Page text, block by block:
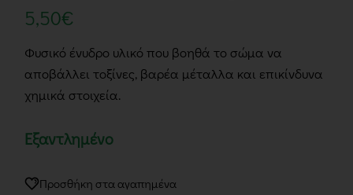
5,50€
Φυσικό ένυδρο υλικό που βοηθά το σώμα να
αποβάλλει τοξίνες, βαρέα μέταλλα και επικίνδυνα
χημικά στοιχεία.
Εξαντλημένο
Προσθήκη στα αγαπημένα